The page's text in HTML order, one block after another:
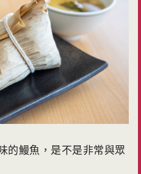
的鰻魚，是不是非常與眾